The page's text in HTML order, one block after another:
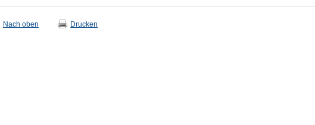
Nach oben Drucken